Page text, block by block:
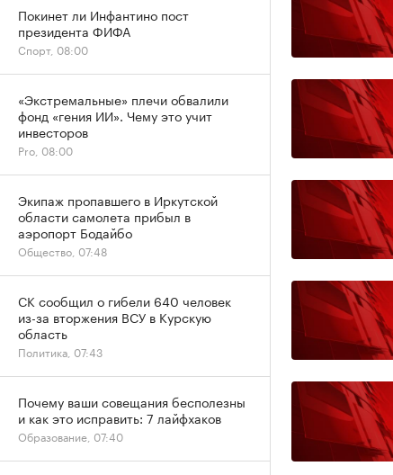
Покинет ли Инфантино пост
президента ФИФА
Спорт, 08:00
«Экстремальные» плечи обвалили
фонд «гения ИИ». Чему это учит
инвесторов
Pro, 08:00
Экипаж пропавшего в Иркутской
области самолета прибыл в
аэропорт Бодайбо
Общество, 07:48
СК сообщил о гибели 640 человек
из-за вторжения ВСУ в Курскую
область
Политика, 07:43
Почему ваши совещания бесполезны
и как это исправить: 7 лайфхаков
Образование, 07:40